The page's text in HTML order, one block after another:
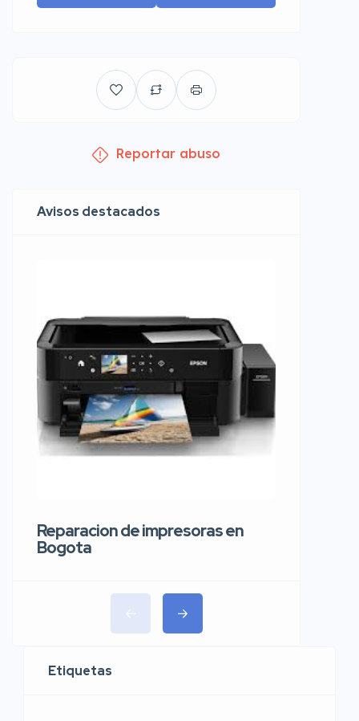
Reportar abuso
Avisos destacados
Reparacion de impresoras en
Bogota
Etiquetas